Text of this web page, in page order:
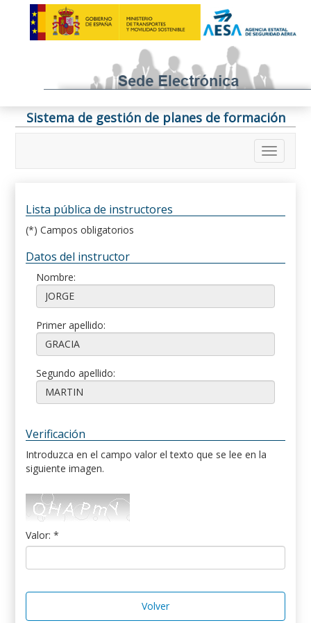
Sistema de gestión de planes de formación
Lista pública de instructores
(*) Campos obligatorios
Datos del instructor
Nombre:
Primer apellido:
Segundo apellido:
Verificación
Introduzca en el campo valor el texto que se lee en la
siguiente imagen.
Valor: *
Volver